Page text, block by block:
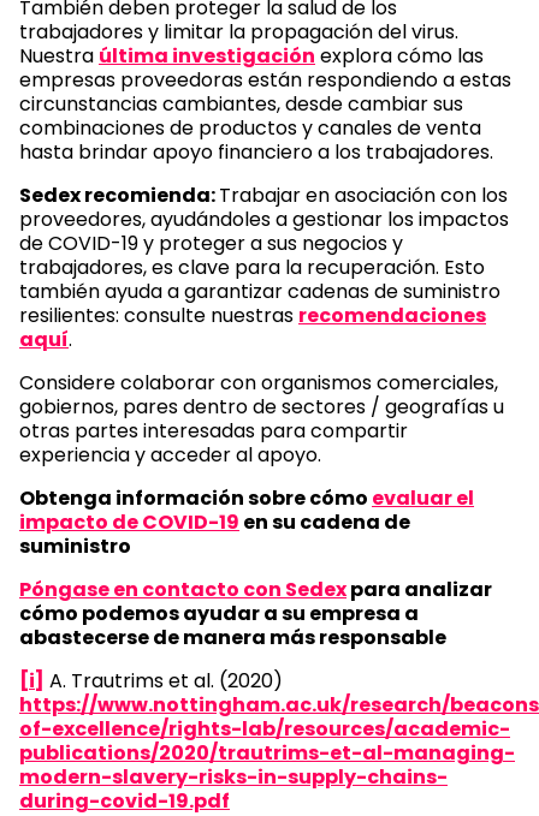
También deben proteger la salud de los
trabajadores y limitar la propagación del virus.
Nuestra última investigación explora cómo las
empresas proveedoras están respondiendo a estas
circunstancias cambiantes, desde cambiar sus
combinaciones de productos y canales de venta
hasta brindar apoyo financiero a los trabajadores.
Sedex recomienda:Trabajar en asociación con los
proveedores, ayudándoles a gestionar los impactos
de COVID-19 y proteger a sus negocios y
trabajadores, es clave para la recuperación. Esto
también ayuda a garantizar cadenas de suministro
resilientes: consulte nuestras recomendaciones
aquí.
Considere colaborar con organismos comerciales,
gobiernos, pares dentro de sectores / geografías u
otras partes interesadas para compartir
experiencia y acceder al apoyo.
Obtenga información sobre cómo evaluar el
impacto de COVID-19 en su cadena de
suministro
Póngase en contacto con Sedexpara analizar
cómo podemos ayudar a su empresa a
abastecerse de manera más responsable
[i] A. Trautrims et al. (2020)
https://www.nottingham.ac.uk/research/
of-excellence/rights-lab/resources/academic-
publications/2020/trautrims-et-al-managing-
modern-slavery-risks-in-supply-chains-
during-covid-19.pdf